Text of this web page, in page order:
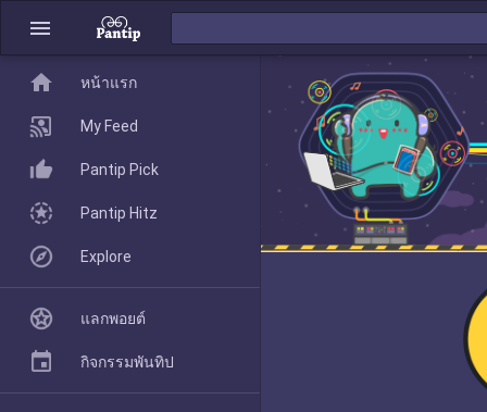
menu
home
Pantip Pick
home หน้าแรก
My Feed
Pantip Pick
Pantip Hitz
Explore
แลกพอยต์
กิจกรรมพันทิป